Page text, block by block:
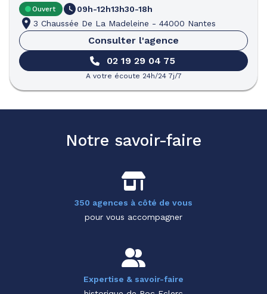
Ouvert 09h-12h13h30-18h
3 Chaussée De La Madeleine - 44000 Nantes
Consulter l'agence
02 19 29 04 75
A votre écoute 24h/24 7j/7
Notre savoir-faire
350 agences à côté de vous
pour vous accompagner
Expertise & savoir-faire